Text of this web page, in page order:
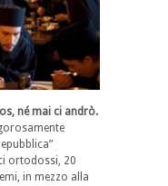
né mai ci andrò.
ortodossi, 20
in mezzo alla